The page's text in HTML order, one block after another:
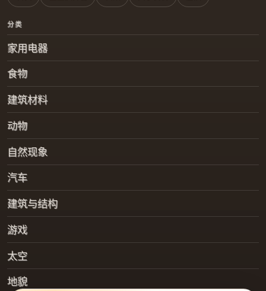
分类
家用电器
食物
建筑材料
动物
自然现象
汽车
建筑与结构
游戏
太空
地貌